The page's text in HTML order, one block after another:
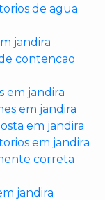
de agua
jandira
contencao
em jandira
em jandira
em jandira
em jandira
correta
jandira